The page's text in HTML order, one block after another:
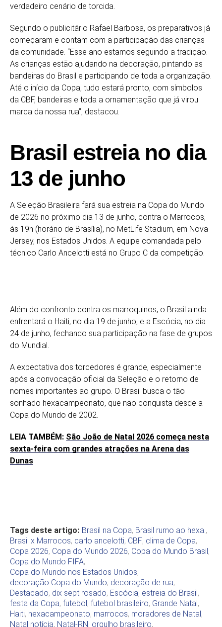
verdadeiro cenário de torcida.
Segundo o publicitário Rafael Barbosa, os preparativos já
começaram e contam com a participação das crianças
da comunidade. “Esse ano estamos seguindo a tradição.
As crianças estão ajudando na decoração, pintando as
bandeiras do Brasil e participando de toda a organização.
Até o início da Copa, tudo estará pronto, com símbolos
da CBF, bandeiras e toda a ornamentação que já virou
marca da nossa rua”, destacou.
Brasil estreia no dia
13 de junho
A Seleção Brasileira fará sua estreia na Copa do Mundo
de 2026 no próximo dia 13 de junho, contra o Marrocos,
às 19h (horário de Brasília), no MetLife Stadium, em Nova
Jersey, nos Estados Unidos. A equipe comandada pelo
técnico Carlo Ancelotti está no Grupo C da competição.
Além do confronto contra os marroquinos, o Brasil ainda
enfrentará o Haiti, no dia 19 de junho, e a Escócia, no dia
24 de junho, fechando sua participação na fase de grupos
do Mundial.
A expectativa dos torcedores é grande, especialmente
após a convocação oficial da Seleção e o retorno de
nomes importantes ao grupo. O Brasil busca o tão
sonhado hexacampeonato, que não conquista desde a
Copa do Mundo de 2002.
LEIA TAMBÉM: São João de Natal 2026 começa nesta
sexta-feira com grandes atrações na Arena das
Dunas
Tags deste artigo: Brasil na Copa, Brasil rumo ao hexa. ,
Brasil x Marrocos, carlo ancelotti, CBF, clima de Copa,
Copa 2026, Copa do Mundo 2026, Copa do Mundo Brasil,
Copa do Mundo FIFA,
Copa do Mundo nos Estados Unidos,
decoração Copa do Mundo, decoração de rua,
Destacado, dix sept rosado, Escócia, estreia do Brasil,
festa da Copa, futebol, futebol brasileiro, Grande Natal,
Haiti, hexacampeonato, marrocos, moradores de Natal,
Natal notícia, Natal-RN, orgulho brasileiro,